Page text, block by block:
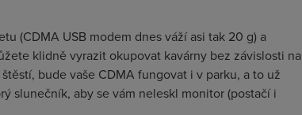
(CDMA USB modem dnes váží asi tak 20 g) a
klidně vyrazit okupovat kavárny bez závislosti na
bude vaše CDMA fungovat i v parku, a to už
slunečník, aby se vám neleskl monitor (postačí i